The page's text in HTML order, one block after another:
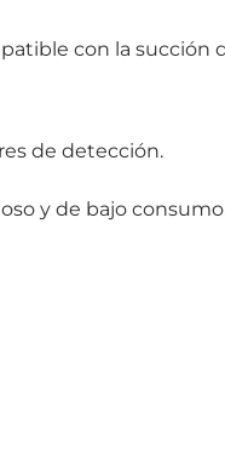
con la succión
de detección.
y de bajo